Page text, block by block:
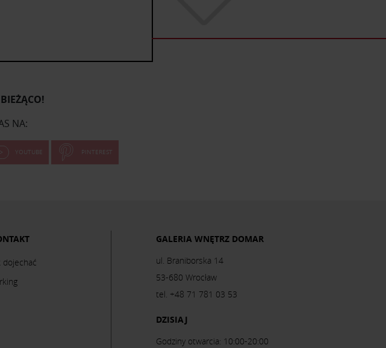
NA:
YOUTUBE PINTEREST
dojechać
GALERIA WNĘTRZ DOMAR
ul. Braniborska 14
53-680 Wrocław
tel. +48 71 781 03 53
DZISIAJ
Godziny otwarcia: 10:00-20:00